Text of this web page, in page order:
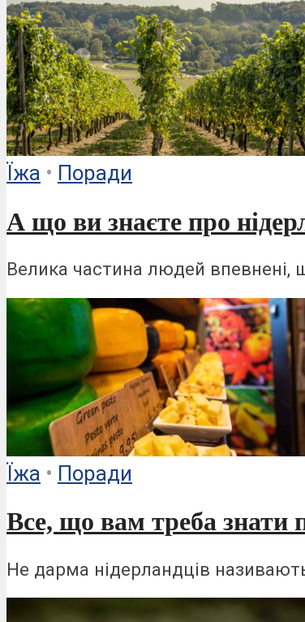
Ïжа • Поради
А що ви знаєте про
Велика частина людей впевнені,
Ïжа • Поради
Все, що вам треба знати
Не дарма нідерландців